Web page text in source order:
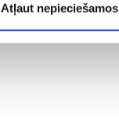
Atļaut nepieciešamos